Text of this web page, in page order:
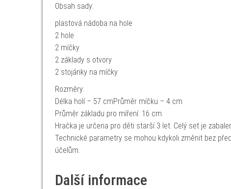
Obsah sady:
plastová nádoba na hole
2 hole
2 míčky
2 základy s otvory
2 stojánky na míčky
Rozměry:
Délka holí – 57 cmPrůměr míčku – 4 cm
Průměr základu pro míření: 16 cm
Hračka je určena pro děti starší 3 let. Celý set je
Technické parametry se mohou kdykoli změnit bez
účelům.
Další informace